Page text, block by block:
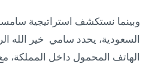
وبينما نستكشف استراتيجية
السعودية، يحدد سامي خير الله
الهاتف المحمول داخل المملكة، مع